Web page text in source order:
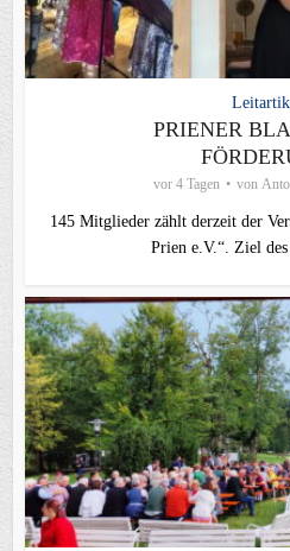
PRIENER
vor 4 Tagen von
145 Mitglieder zählt derzeit der
Prien e.V.“. Ziel